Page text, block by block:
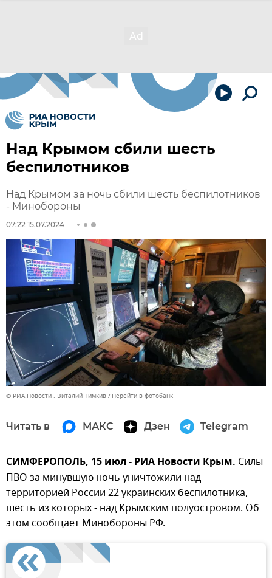
Над Крымом сбили шесть
беспилотников
Над Крымом за ночь сбили шесть беспилотников
- Минобороны
07:22 15.07.2024
© РИА Новости . Виталий Тимкив Перейти в фотобанк
Читать в МАКС Дзен Telegram
СИМФЕРОПОЛЬ, 15 июл - РИА Новости Крым. Силы
ПВО за минувшую ночь уничтожили над
территорией России 22 украинских беспилотника,
шесть из которых - над Крымским полуостровом. Об
этом сообщает Минобороны РФ.